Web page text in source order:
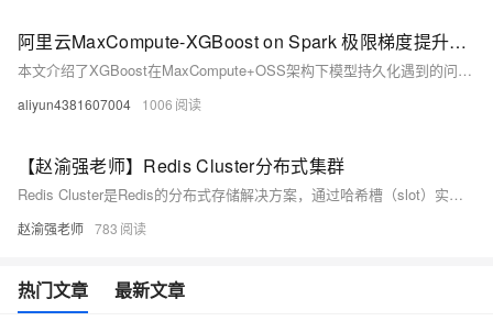
阿里云MaxCompute-XGBoost on Spark 极限梯度提升算法的分布式训练与模型持久化oss的实现与代码浅析
本文介绍了XGBoost在MaxCompute+OSS架构下模型持久化遇到的问题及其解决方案。首先简要介绍了XGBoost的特点和应用场景，随后详细描述了客户在将XGBoost on Spark任务从HDFS迁移到OSS时遇到的异常情况。通过分析异常堆栈和源代码，发现使用的`nativeBooster.saveModel`方法不支持OSS路径，而使用`write.overwrite().save`方法则能成功保存模型。最后提供了完整的Scala代码示例、Maven配置和提交命令，帮助用户顺利迁移模型存储路径。
aliyun4381607004 1006
【赵渝强老师】Redis Cluster分布式集群
Redis Cluster是Redis的分布式存储解决方案，通过哈希槽（slot）实现数据分片，支持水平扩展，具备高可用性和负载均衡能力，适用于大规模数据场景。
赵渝强老师 783
热门文章 最新文章